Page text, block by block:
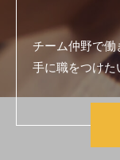
チーム仲野で働
手に職をつけた